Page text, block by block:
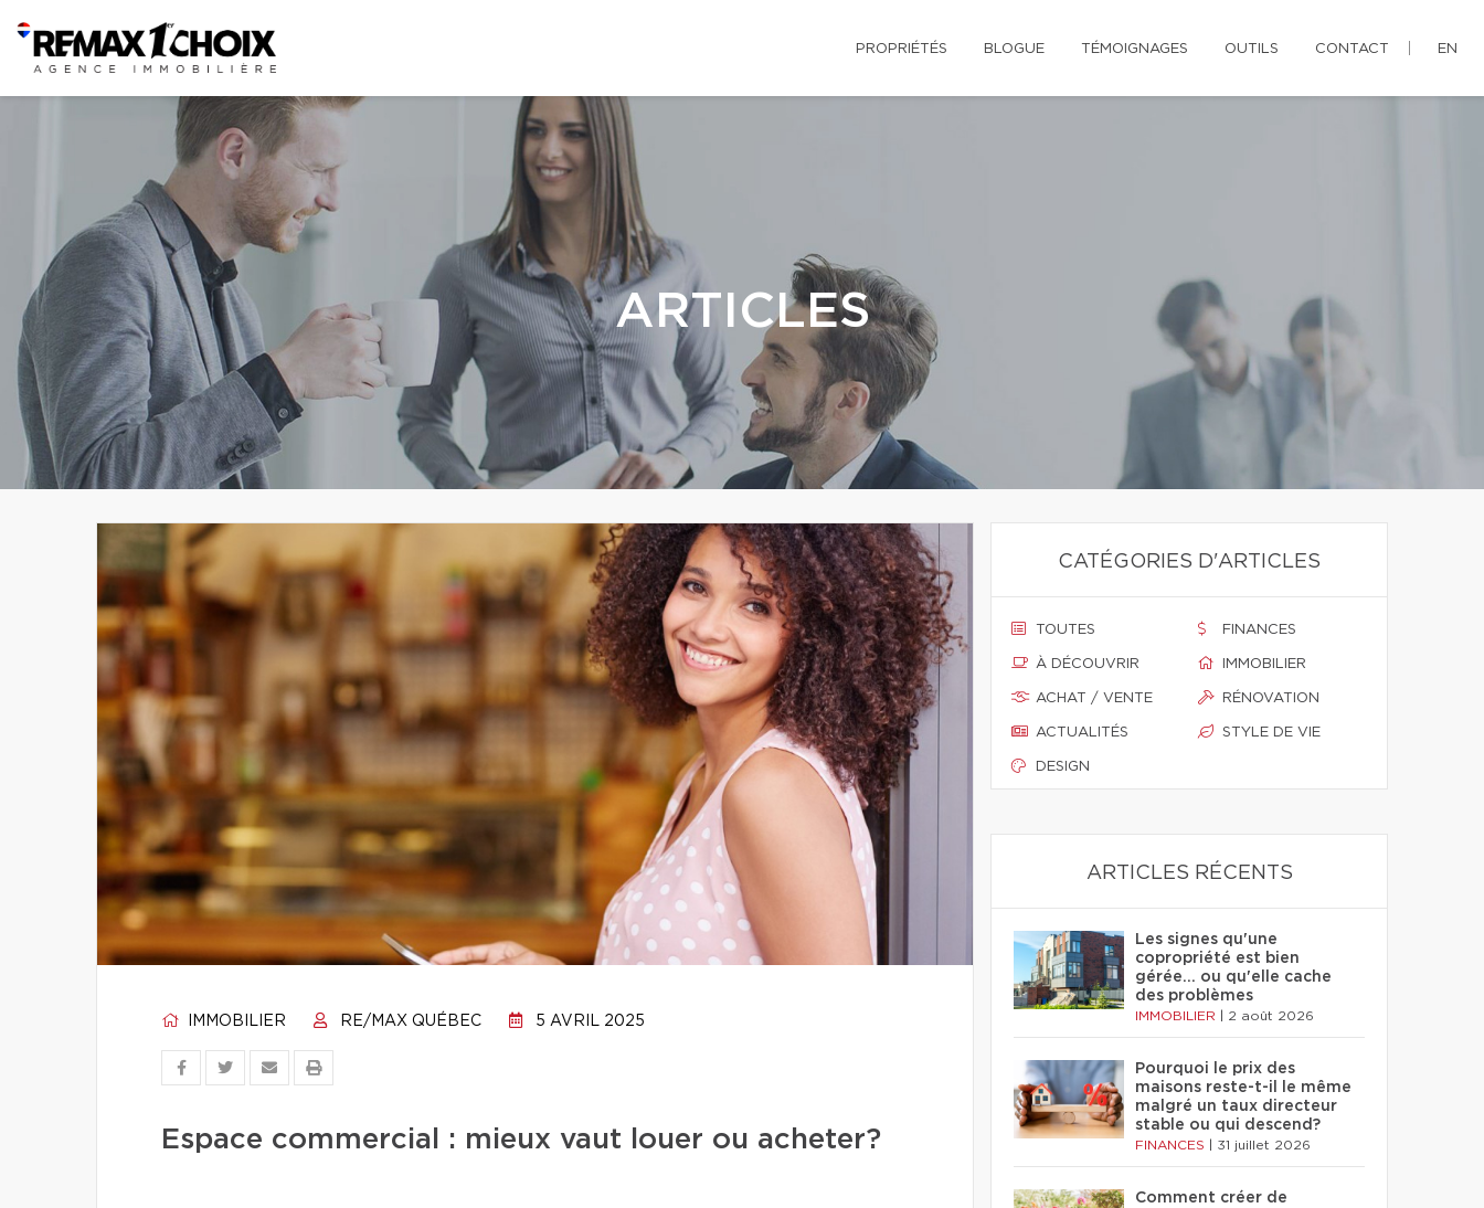
PROPRIÉTÉS BLOGUE TÉMOIGNAGES OUTILS CONTACT EN
ARTICLES
IMMOBILIER RE/MAX QUÉBEC 5 AVRIL 2025
Espace commercial : mieux vaut louer ou acheter?
CATÉGORIES D'ARTICLES
TOUTES
À DÉCOUVRIR
ACHAT / VENTE
ACTUALITÉS
DESIGN
FINANCES
IMMOBILIER
RÉNOVATION
STYLE DE VIE
ARTICLES RÉCENTS
Les signes qu'une
copropriété est bien
gérée… ou qu'elle cache
des problèmes
IMMOBILIER 2 août 2026
Pourquoi le prix des
maisons reste-t-il le même
malgré un taux directeur
stable ou qui descend?
FINANCES 31 juillet 2026
Comment créer de